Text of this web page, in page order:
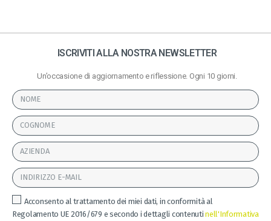
ISCRIVITI ALLA NOSTRA NEWSLETTER
Un’occasione di aggiornamento e riflessione. Ogni 10 giorni.
Acconsento al trattamento dei miei dati, in conformità al
Regolamento UE 2016/679 e secondo i dettagli contenutinell'Informativa